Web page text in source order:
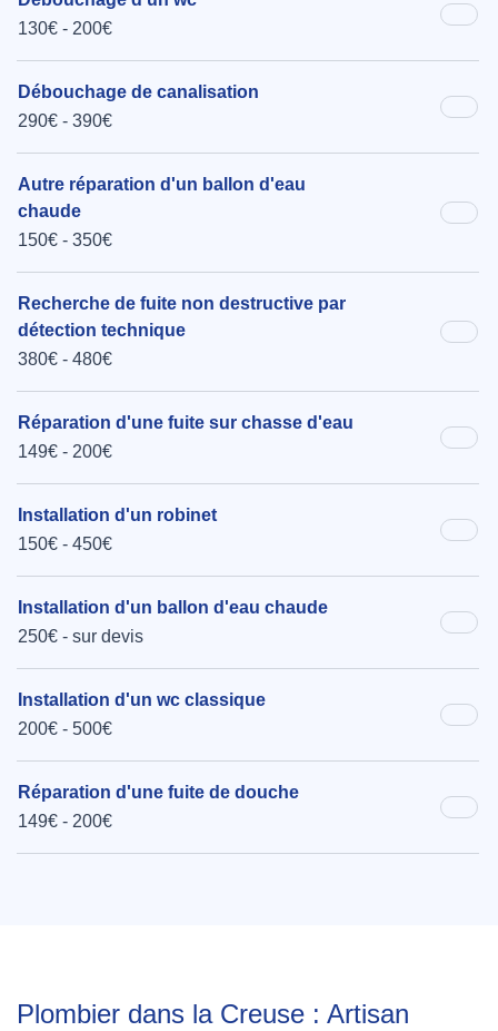
130€ - 200€
Débouchage de canalisation
290€ - 390€
Autre réparation d'un ballon d'eau
chaude
150€ - 350€
Recherche de fuite non destructive par
détection technique
380€ - 480€
Réparation d'une fuite sur chasse d'eau
149€ - 200€
Installation d'un robinet
150€ - 450€
Installation d'un ballon d'eau chaude
250€ - sur devis
Installation d'un wc classique
200€ - 500€
Réparation d'une fuite de douche
149€ - 200€
Plombier dans la Creuse : Artisan